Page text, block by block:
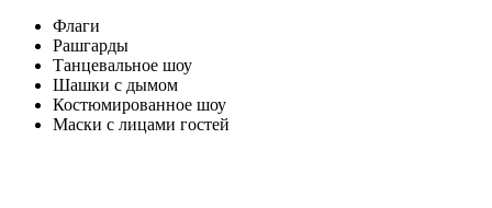
Флаги
Рашгарды
Танцевальное шоу
Шашки с дымом
Костюмированное шоу
Маски с лицами гостей